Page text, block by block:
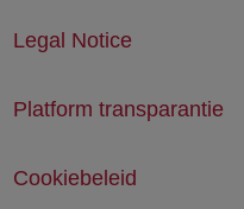
Legal Notice
Platform transparantie
Cookiebeleid